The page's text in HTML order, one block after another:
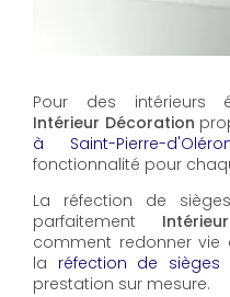
Pour des intérieurs
Intérieur Décoration
à Saint-Pierre-
fonctionnalité pour
La réfection de
parfaitement
comment redonner
la réfection de sièges
prestation sur mesure.